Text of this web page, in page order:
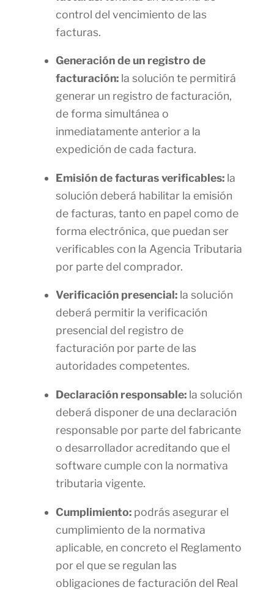
control del vencimiento de las
facturas.
Generación de un registro de
facturación: la solución te permitirá
generar un registro de facturación,
de forma simultánea o
inmediatamente anterior a la
expedición de cada factura.
Emisión de facturas verificables: la
solución deberá habilitar la emisión
de facturas, tanto en papel como de
forma electrónica, que puedan ser
verificables con la Agencia Tributaria
por parte del comprador.
Verificación presencial: la solución
deberá permitir la verificación
presencial del registro de
facturación por parte de las
autoridades competentes.
Declaración responsable: la solución
deberá disponer de una declaración
responsable por parte del fabricante
o desarrollador acreditando que el
software cumple con la normativa
tributaria vigente.
Cumplimiento: podrás asegurar el
cumplimiento de la normativa
aplicable, en concreto el Reglamento
por el que se regulan las
obligaciones de facturación del Real